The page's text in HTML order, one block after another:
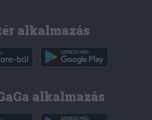
alkalmazás
alkalmazás